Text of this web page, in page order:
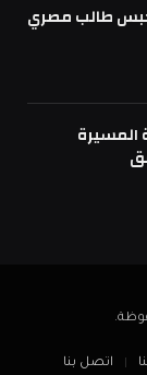
طالب مصري
المسيرة
اتصل بنا